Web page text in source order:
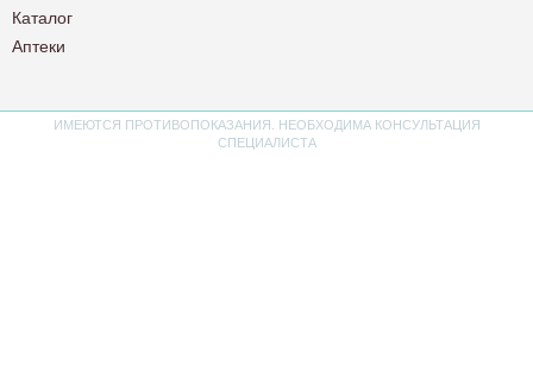
Каталог
Аптеки
ИМЕЮТСЯ ПРОТИВОПОКАЗАНИЯ. НЕОБХОДИМА КОНСУЛЬТАЦИЯ
СПЕЦИАЛИСТА